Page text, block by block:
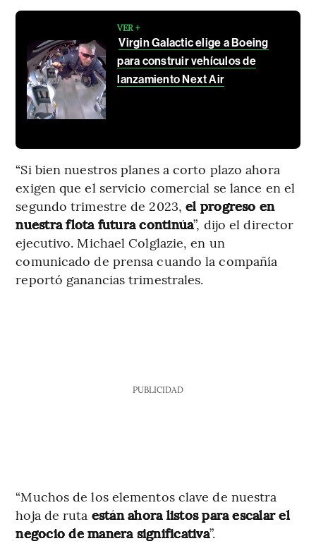
VER +
Virgin Galactic elige a Boeing
para construir vehículos de
lanzamiento Next Air
“Si bien nuestros planes a corto plazo ahora
exigen que el servicio comercial se lance en el
segundo trimestre de 2023,el progreso en
nuestra flota futura continúa”, dijo el director
ejecutivo. Michael Colglazie, en un
comunicado de prensa cuando la compañía
reportó ganancias trimestrales.
PUBLICIDAD
“Muchos de los elementos clave de nuestra
hoja de ruta están ahora listos para escalar el
negocio de manera significativa”.